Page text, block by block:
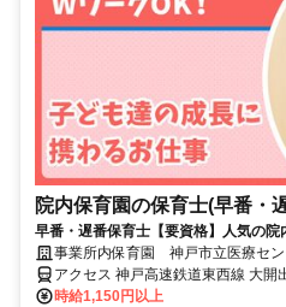
院内保育園の保育士(早番・
早番・遅番保育士【要資格】人気の
切りますのでお早めにご応募ください
事業所内保育園 神戸市立医療セ
アクセス 神戸高速鉄道東西線 大開
兵庫北口徒歩約9分、ＪＲ山陽本線
時給1,150円以上